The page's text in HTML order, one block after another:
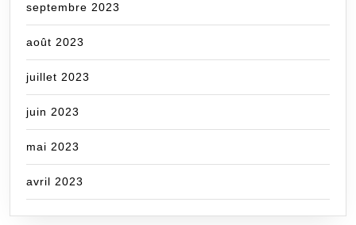
septembre 2023
août 2023
juillet 2023
juin 2023
mai 2023
avril 2023